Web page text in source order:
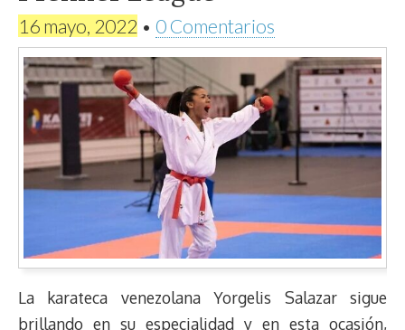
16 mayo, 2022 • 0 Comentarios
La karateca venezolana Yorgelis Salazar sigue
brillando en su especialidad y en esta ocasión,